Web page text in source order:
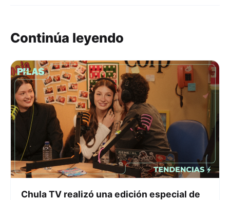
Continúa leyendo
Chula TV realizó una edición especial de